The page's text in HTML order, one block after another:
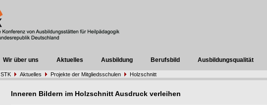
Wir über uns Aktuelles Ausbildung Berufsbild Ausbildungsqualität
STK Aktuelles Projekte der Mitgliedsschulen Holzschnitt
Inneren Bildern im Holzschnitt Ausdruck verleihen